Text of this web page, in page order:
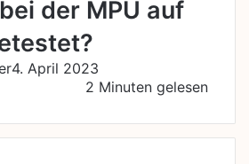
der MPU auf
4. April 2023
2 Minuten gelesen